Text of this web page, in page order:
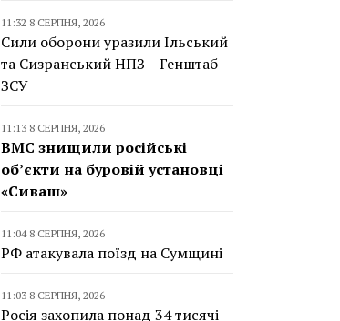
11:32 8 СЕРПНЯ, 2026
Сили оборони уразили Ільський
та Сизранський НПЗ – Генштаб
ЗСУ
11:13 8 СЕРПНЯ, 2026
ВМС знищили російські
об’єкти на буровій установці
«Сиваш»
11:04 8 СЕРПНЯ, 2026
РФ атакувала поїзд на Сумщині
11:03 8 СЕРПНЯ, 2026
Росія захопила понад 34 тисячі